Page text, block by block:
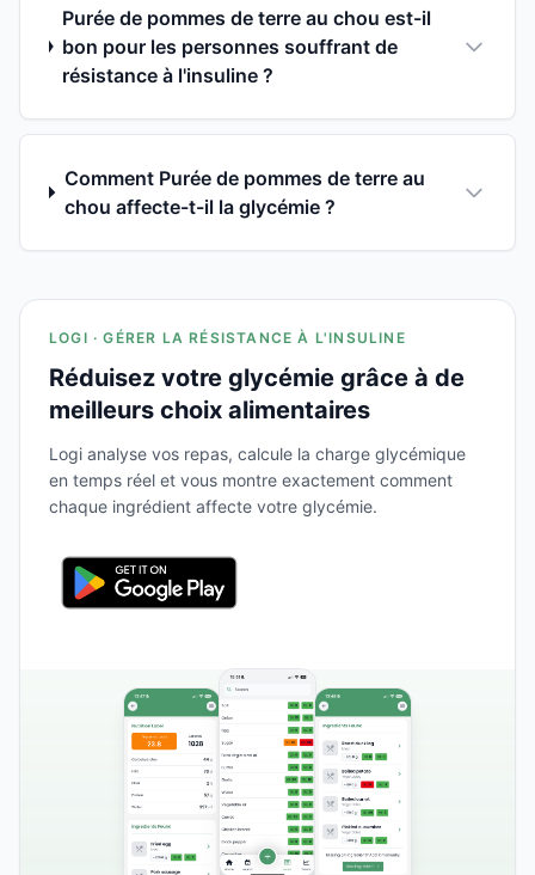
Purée de pommes de terre au chou est-il
bon pour les personnes souffrant de
résistance à l'insuline ?
Comment Purée de pommes de terre au
chou affecte-t-il la glycémie ?
LOGI · GÉRER LA RÉSISTANCE À L'INSULINE
Réduisez votre glycémie grâce à de
meilleurs choix alimentaires
Logi analyse vos repas, calcule la charge glycémique
en temps réel et vous montre exactement comment
chaque ingrédient affecte votre glycémie.